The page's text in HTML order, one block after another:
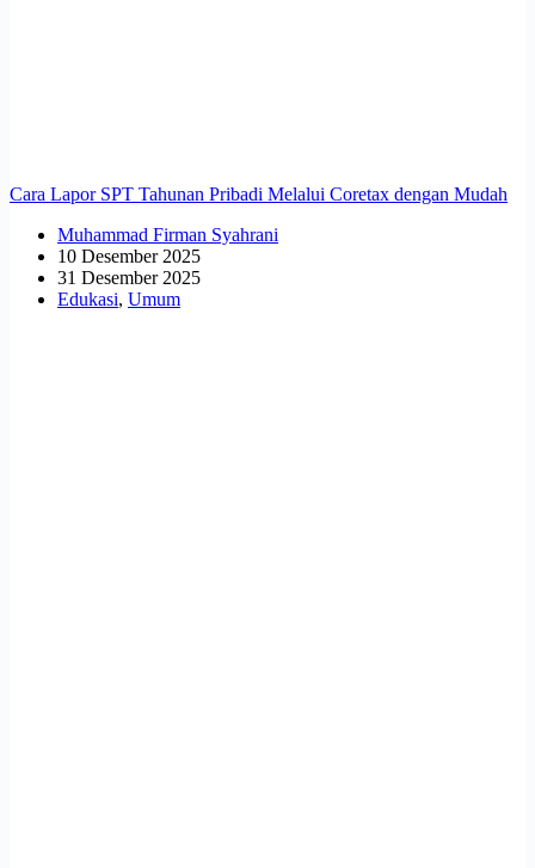
Cara Lapor SPT Tahunan Pribadi Melalui Coretax dengan Mudah
Muhammad Firman Syahrani
10 Desember 2025
31 Desember 2025
Edukasi, Umum